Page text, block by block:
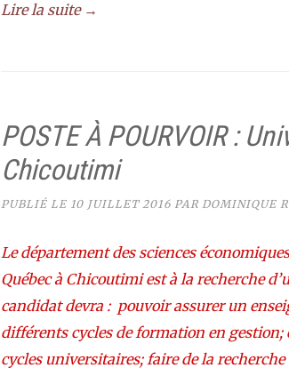
Lire la suite →
POSTE À POURVOIR :
Chicoutimi
PUBLIÉ LE 10 JUILLET 2016PAR DOMINIQUE
Le département des sciences
Québec à Chicoutimi est à la recherche
candidat devra : pouvoir assurer un
différents cycles de formation en
cycles universitaires; faire de la